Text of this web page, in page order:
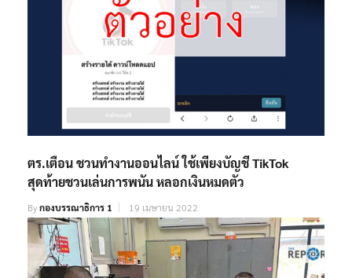
ตร.เตือน ชวนทำงานออนไลน์ ใช้เพียงบัญชี TikTok
สุดท้ายชวนเล่นการพนัน หลอกเงินหมดตัว
Byกองบรรณาธิการ 1 19 เมษายน 2022